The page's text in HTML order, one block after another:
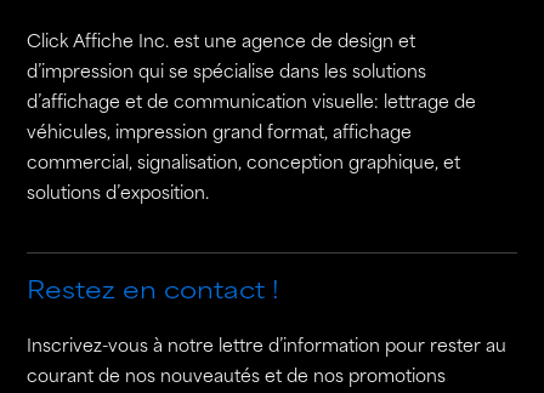
Click Affiche Inc. est une agence de design et
d’impression qui se spécialise dans les solutions
d’affichage et de communication visuelle: lettrage de
véhicules, impression grand format, affichage
commercial, signalisation, conception graphique, et
solutions d’exposition.
Restez en contact !
Inscrivez-vous à notre lettre d’information pour rester au
courant de nos nouveautés et de nos promotions